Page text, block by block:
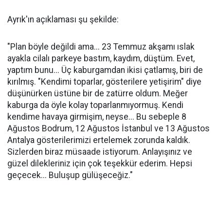
Ayrık'ın açıklaması şu şekilde:
"Plan böyle değildi ama... 23 Temmuz akşamı ıslak
ayakla cilalı parkeye bastım, kaydım, düştüm. Evet,
yaptım bunu... Üç kaburgamdan ikisi çatlamış, biri de
kırılmış. "Kendimi toparlar, gösterilere yetişirim" diye
düşünürken üstüne bir de zatürre oldum. Meğer
kaburga da öyle kolay toparlanmıyormuş. Kendi
kendime havaya girmişim, neyse... Bu sebeple 8
Ağustos Bodrum, 12 Ağustos İstanbul ve 13 Ağustos
Antalya gösterilerimizi ertelemek zorunda kaldık.
Sizlerden biraz müsaade istiyorum. Anlayışınız ve
güzel dilekleriniz için çok teşekkür ederim. Hepsi
geçecek... Buluşup gülüşeceğiz."